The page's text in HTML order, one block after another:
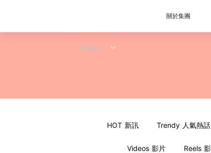
關於集團
HOT 新訊 Trendy 人氣熱話
Videos 影片 Reels